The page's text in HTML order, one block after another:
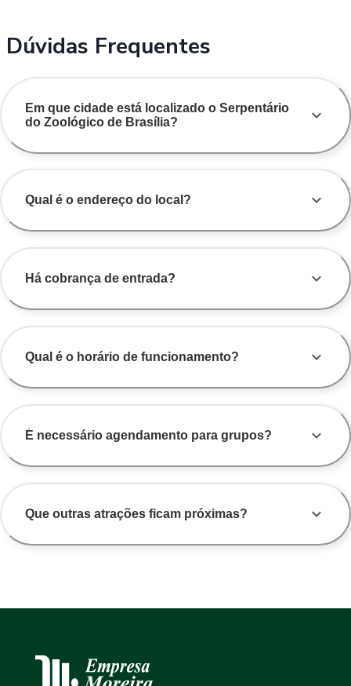
Dúvidas Frequentes
Em que cidade está localizado o Serpentário
do Zoológico de Brasília?
Qual é o endereço do local?
Há cobrança de entrada?
Qual é o horário de funcionamento?
É necessário agendamento para grupos?
Que outras atrações ficam próximas?